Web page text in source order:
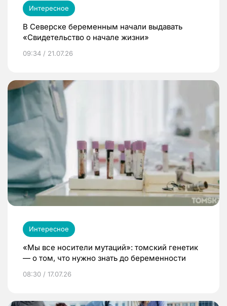
Интересное
В Северске беременным начали выдавать
«Свидетельство о начале жизни»
09:34 / 21.07.26
Интересное
«Мы все носители мутаций»: томский генетик
— о том, что нужно знать до беременности
08:30 / 17.07.26